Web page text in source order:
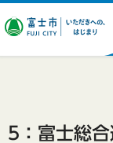
富士市 いただ
5：富士総合